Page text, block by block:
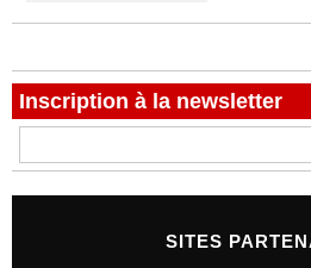
Inscription à la newsletter
SITES